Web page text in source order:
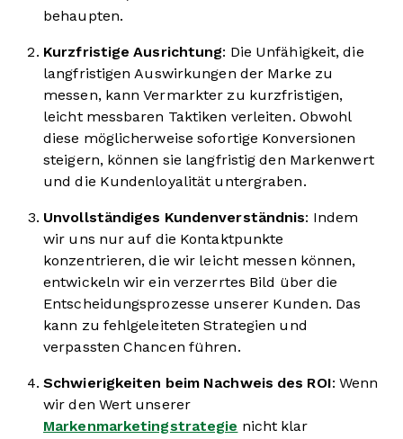
behaupten.
Kurzfristige Ausrichtung: Die Unfähigkeit, die
langfristigen Auswirkungen der Marke zu
messen, kann Vermarkter zu kurzfristigen,
leicht messbaren Taktiken verleiten. Obwohl
diese möglicherweise sofortige Konversionen
steigern, können sie langfristig den Markenwert
und die Kundenloyalität untergraben.
Unvollständiges Kundenverständnis: Indem
wir uns nur auf die Kontaktpunkte
konzentrieren, die wir leicht messen können,
entwickeln wir ein verzerrtes Bild über die
Entscheidungsprozesse unserer Kunden. Das
kann zu fehlgeleiteten Strategien und
verpassten Chancen führen.
Schwierigkeiten beim Nachweis des ROI: Wenn
wir den Wert unserer
Markenmarketingstrategie nicht klar